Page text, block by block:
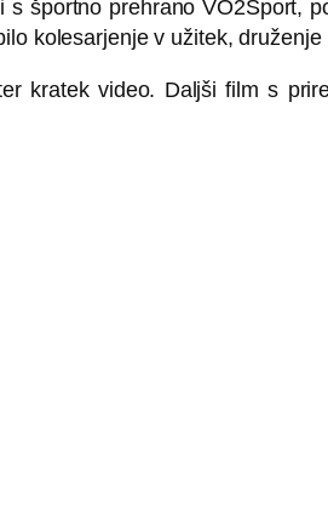
športno prehrano VO2Sport,
kolesarjenje v užitek, druženje
kratek video. Daljši film s